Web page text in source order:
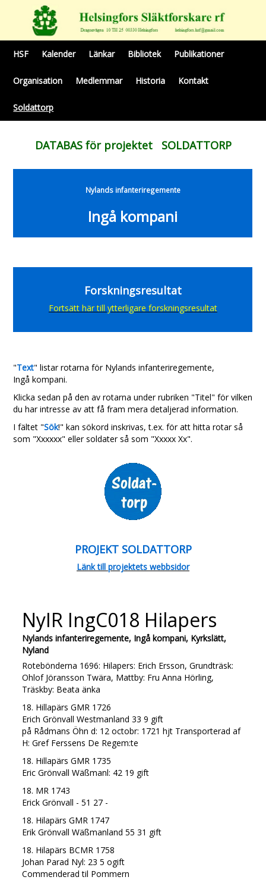
HSF Kalender Länkar Bibliotek Publikationer
Organisation Medlemmar Historia Kontakt
Soldattorp
DATABAS för projektet SOLDATTORP
Nylands infanteriregemente
Ingå kompani
Forskningsresultat
Fortsätt här till ytterligare forskningsresultat
"Text" listar rotarna för Nylands infanteriregemente,
Ingå kompani.
Klicka sedan på den av rotarna under rubriken "Titel" för vilken
du har intresse av att få fram mera detaljerad information.
I fältet "Sök!" kan sökord inskrivas, t.ex. för att hitta rotar så
som "Xxxxxx" eller soldater så som "Xxxxx Xx".
PROJEKT SOLDATTORP
Länk till projektets webbsidor
NyIR IngC018 Hilapers
Nylands infanteriregemente, Ingå kompani, Kyrkslätt,
Nyland
Rotebönderna 1696: Hilapers: Erich Ersson, Grundträsk:
Ohlof Jöransson Twära, Mattby: Fru Anna Hörling,
Träskby: Beata änka
18. Hillapärs GMR 1726
Erich Grönvall Westmanland 33 9 gift
på Rådmans Öhn d: 12 octobr: 1721 hjt Transporterad af
H: Gref Ferssens De Regem:te
18. Hillapärs GMR 1735
Eric Grönvall Wäßmanl: 42 19 gift
18. MR 1743
Erick Grönvall - 51 27 -
18. Hilapärs GMR 1747
Erik Grönvall Wäßmanland 55 31 gift
18. Hilapärs BCMR 1758
Johan Parad Nyl: 23 5 ogift
Commenderad til Pommern